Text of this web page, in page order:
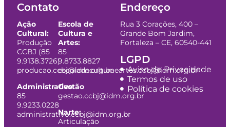
Contato
Ação
Cultural:
Produção
CCBJ (85
9.9138.3726)
producao.ccbj@idm.org.br
Administrativo:
85
9.9233.0228
administrativo.ccbj@idm.org.br
Escola de
Cultura e
Artes:
85
9.8733.8827
escoladeculturaeartes.ccbj@idm.org.br
Gestão
gestao.ccbj@idm.org.br
Narte:
Articulação
Endereço
Rua 3 Corações, 400 –
Grande Bom Jardim,
Fortaleza – CE, 60540-441
LGPD
Aviso de Privacidade
Termos de uso
Política de cookies